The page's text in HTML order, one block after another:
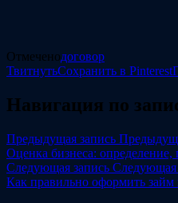
Отмеченодоговор
ТвитнутьСохранить в Pinterest
Навигация по
Предыдущая запись
Оценка бизнеса:
Следующая запись Следующая
Как правильно оформить